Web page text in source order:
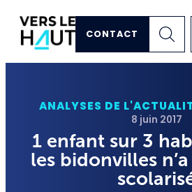
CONTACT
ANALYSES DE
8 juin 2017
1 enfant sur 3
les bidonvilles